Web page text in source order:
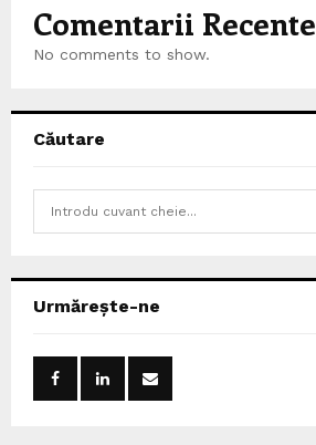
Comentarii Recente
No comments to show.
Căutare
h
Urmărește-ne